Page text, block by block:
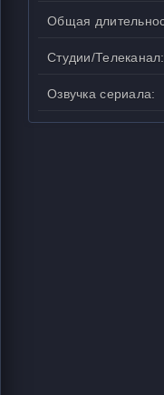
Общая
Студии/Телеканал:
Озвучка сериала: